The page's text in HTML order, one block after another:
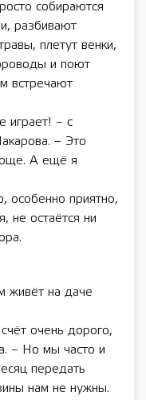
собираются
разбивают
плетут венки,
и поют
встречают
играет! – с
– Это
А ещё я
особенно приятно,
не остаётся ни
живёт на даче
очень дорого,
– Но мы часто и
передать
нам не нужны.